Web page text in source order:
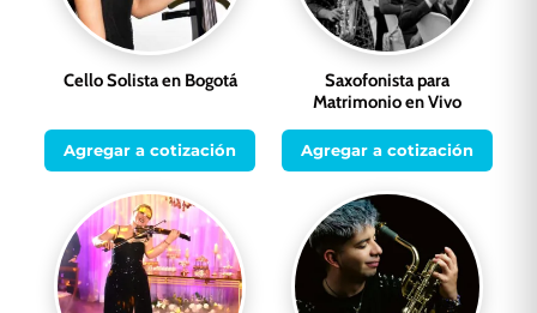
Cello Solista en Bogotá
Agregar a cotización
Saxofonista para
Matrimonio en Vivo
Agregar a cotización